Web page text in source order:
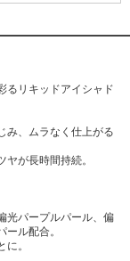
ゴパイト,酸化チタ
るリキッドアイシャド
み、ムラなく仕上がる
が長時間持続。
光パープルパール、偏
ル配合。
。